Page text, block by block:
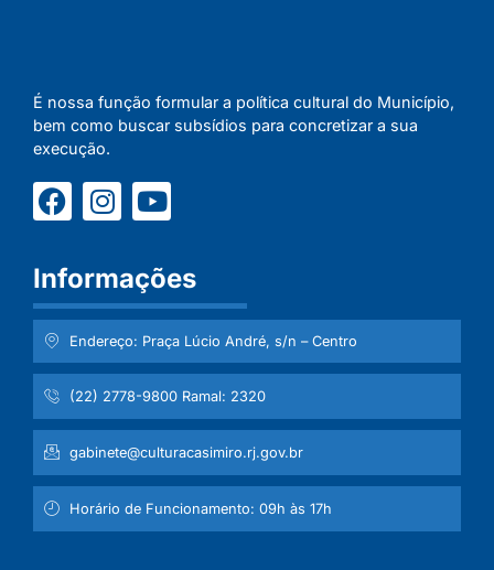
É nossa função formular a política cultural do Município,
bem como buscar subsídios para concretizar a sua
execução.
Informações
Endereço: Praça Lúcio André, s/n – Centro
(22) 2778-9800 Ramal: 2320
gabinete@culturacasimiro.rj.gov.br
Horário de Funcionamento: 09h às 17h